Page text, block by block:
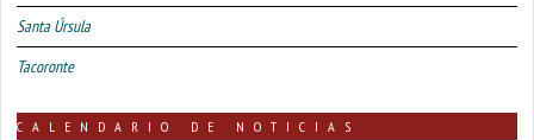
Santa Úrsula
Tacoronte
CALENDARIO DE NOTICIAS